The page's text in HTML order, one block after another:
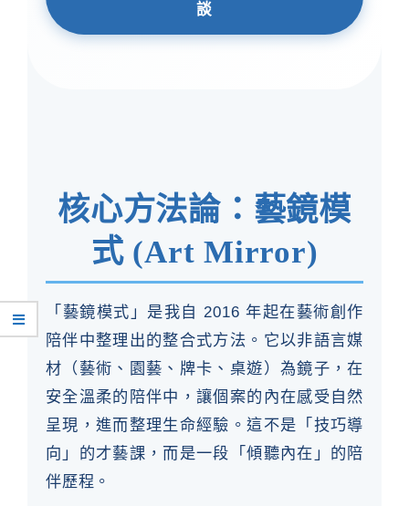
談
核心方法論：藝鏡模
式 (Art Mirror)
「藝鏡模式」是我自 2016 年起在藝術創作
陪伴中整理出的整合式方法。它以非語言媒
材（藝術、園藝、牌卡、桌遊）為鏡子，在
安全溫柔的陪伴中，讓個案的內在感受自然
呈現，進而整理生命經驗。這不是「技巧導
向」的才藝課，而是一段「傾聽內在」的陪
伴歷程。